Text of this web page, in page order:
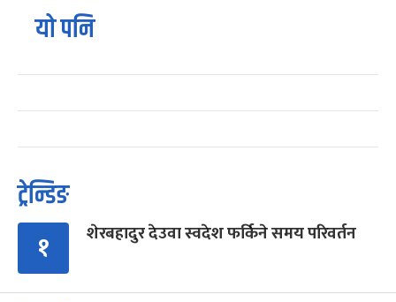
यो पनि
ट्रेन्डिङ
१ शेरबहादुर देउवा स्वदेश फर्किने समय परिवर्तन